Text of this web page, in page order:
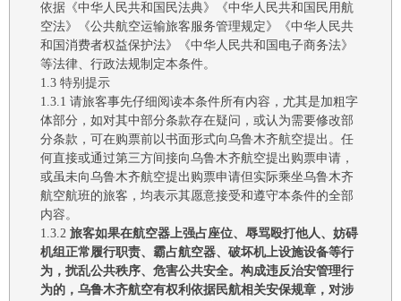
依据 《中华人民共和国民法典》《中华人民共和国民用航
空法》《公共航空运输旅客服务管理规定》
《中华人民共
和国消费者权益保护法》
《中华人民共和国电子商务法》
等法律、行政法规制定本条件。
1.3 特别提示
1.3.1 请旅客事先仔细阅读本条件所有内容，尤其是加粗字
体部分，如对其中部分条款存在疑问，或认为需要修改部
分条款，可在购票前以书面形式向乌鲁木齐航空提出。任
何直接或通过第三方间接向乌鲁木齐航空提出购票申请，
或虽未向乌鲁木齐航空提出购票申请但实际乘坐乌鲁木齐
航空航班的旅客，均表示其愿意接受和遵守本条件的全部
内容。
1.3.2 旅客如果在航空器上强占座位、辱骂殴打他人、妨碍
机组正常履行职责、霸占航空器、破坏机上设施设备等行
为，扰乱公共秩序、危害公共安全。构成违反治安管理行
为的， 乌鲁木齐航空有权利依据民航相关安保规章，对涉